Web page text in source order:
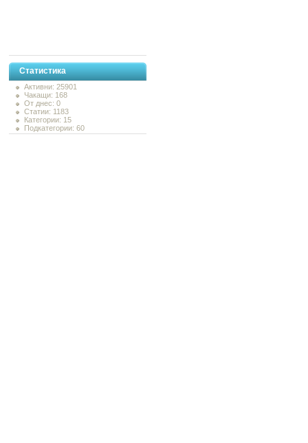
Статистика
Активни: 25901
Чакащи: 168
От днес: 0
Статии: 1183
Категории: 15
Подкатегории: 60